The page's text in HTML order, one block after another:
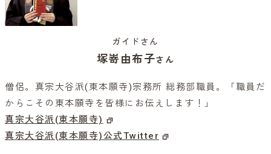
ガイドさん
塚嵜由布子さん
僧侶。真宗大谷派(東本願寺)宗務所 総務部職員。「職員だ
からこその東本願寺を皆様にお伝えします！」
真宗大谷派(東本願寺)
真宗大谷派(東本願寺)公式Twitter